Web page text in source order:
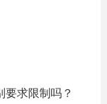
求限制吗？